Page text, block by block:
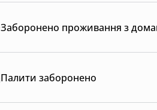
Заборонено проживання з
Палити заборонено